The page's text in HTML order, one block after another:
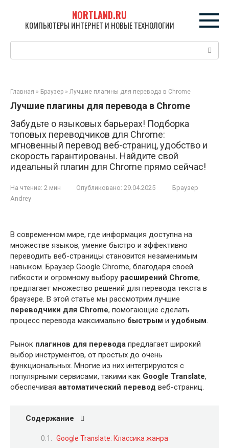
контенту
NORTLAND.RU
КОМПЬЮТЕРЫ ИНТЕРНЕТ И НОВЫЕ ТЕХНОЛОГИИ
Главная » Браузер » Лучшие плагины для перевода в Chrome
Лучшие плагины для перевода в Chrome
Забудьте о языковых барьерах! Подборка
топовых переводчиков для Chrome:
мгновенный перевод веб-страниц, удобство и
скорость гарантированы. Найдите свой
идеальный плагин для Chrome прямо сейчас!
На чтение: 2 мин Опубликовано: 29.04.2025
Браузер
Andrey
В современном мире, где информация доступна на
множестве языков, умение быстро и эффективно
переводить веб-страницы становится незаменимым
навыком. Браузер Google Chrome, благодаря своей
гибкости и огромному выбору расширений Chrome,
предлагает множество решений для перевода текста в
браузере. В этой статье мы рассмотрим лучшие
переводчики для Chrome, помогающие сделать
процесс перевода максимально быстрым и удобным.
Рынок плагинов для перевода предлагает широкий
выбор инструментов, от простых до очень
функциональных. Многие из них интегрируются с
популярными сервисами, такими как Google Translate,
обеспечивая автоматический перевод веб-страниц.
Содержание
Google Translate: Классика жанра